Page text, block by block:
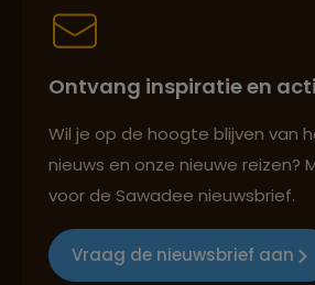
Best beoordeelde reisroutes
Groepsreizen mét indivuele
Ontvang inspiratie en
Wil je op de hoogte blijven van
nieuws en onze nieuwe reizen?
voor de Sawadee nieuwsbrief.
Vraag de nieuwsbrief aan